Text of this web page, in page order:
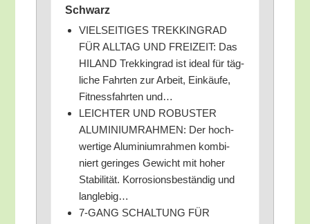
Schwarz
VIELSEITIGES TREKKINGRAD
FÜR ALLTAG UND FREIZEIT: Das
HILAND Trek­king­rad ist ide­al für täg­
li­che Fahr­ten zur Arbeit, Ein­käu­fe,
Fit­ness­fahr­ten und…
LEICHTER UND ROBUSTER
ALUMINIUMRAHMEN: Der hoch­
wer­ti­ge Alu­mi­ni­um­rah­men kom­bi­
niert gerin­ges Gewicht mit hoher
Sta­bi­li­tät. Kor­ro­si­ons­be­stän­dig und
langlebig…
7‑GANG SCHALTUNG FÜR